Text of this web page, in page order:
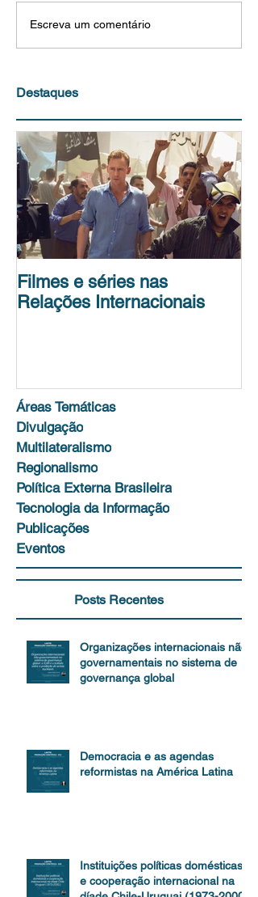
Escreva um comentário
Destaques
Filmes e séries nas
Relações Internacionais
Áreas Temáticas
Divulgação
Multilateralismo
Regionalismo
Política Externa Brasileira
Tecnologia da Informação
Publicações
Eventos
Posts Recentes
Organizações internacionais não-
governamentais no sistema de
governança global
Democracia e as agendas
reformistas na América Latina
Instituições políticas domésticas
e cooperação internacional na